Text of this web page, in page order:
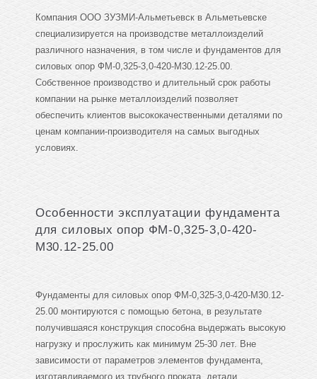
Компания ООО ЗУЗМИ-Альметьевск в Альметьевске
специализируется на производстве металлоизделий
различного назначения, в том числе и фундаментов для
силовых опор ФМ-0,325-3,0-420-М30.12-25.00.
Собственное производство и длительный срок работы
компании на рынке металлоизделий позволяет
обеспечить клиентов высококачественными деталями по
ценам компании-производителя на самых выгодных
условиях.
Особенности эксплуатации фундамента
для силовых опор ФМ-0,325-3,0-420-
М30.12-25.00
Фундаменты для силовых опор ФМ-0,325-3,0-420-М30.12-
25.00 монтируются с помощью бетона, в результате
получившаяся конструкция способна выдержать высокую
нагрузку и прослужить как минимум 25-30 лет. Вне
зависимости от параметров элементов фундамента,
изготавливаемого из трубного проката, детали